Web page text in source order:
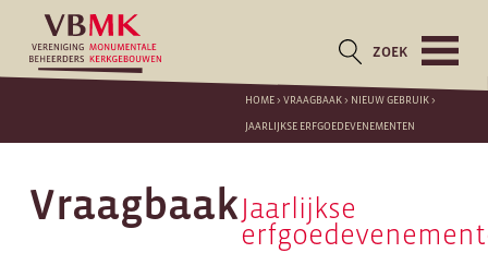
ZOEK
HOME>VRAAGBAAK> NIEUW GEBRUIK>
JAARLIJKSE ERFGOEDEVENEMENTEN
Vraagbaak Jaarlijkse